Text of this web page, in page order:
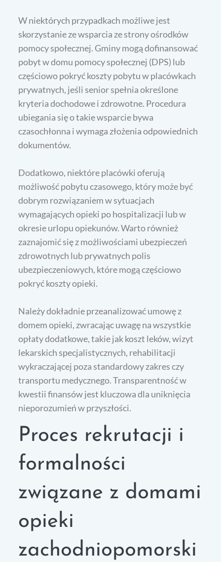
W niektórych przypadkach możliwe jest
skorzystanie ze wsparcia ze strony ośrodków
pomocy społecznej. Gminy mogą dofinansować
pobyt w domu pomocy społecznej (DPS) lub
częściowo pokryć koszty pobytu w placówkach
prywatnych, jeśli senior spełnia określone
kryteria dochodowe i zdrowotne. Procedura
ubiegania się o takie wsparcie bywa
czasochłonna i wymaga złożenia odpowiednich
dokumentów.
Dodatkowo, niektóre placówki oferują
możliwość pobytu czasowego, który może być
dobrym rozwiązaniem w sytuacjach
wymagających opieki po hospitalizacji lub w
okresie urlopu opiekunów. Warto również
zaznajomić się z możliwościami ubezpieczeń
zdrowotnych lub prywatnych polis
ubezpieczeniowych, które mogą częściowo
pokryć koszty opieki.
Należy dokładnie przeanalizować umowę z
domem opieki, zwracając uwagę na wszystkie
opłaty dodatkowe, takie jak koszt leków, wizyt
lekarskich specjalistycznych, rehabilitacji
wykraczającej poza standardowy zakres czy
transportu medycznego. Transparentność w
kwestii finansów jest kluczowa dla uniknięcia
nieporozumień w przyszłości.
Proces rekrutacji i
formalności
związane z domami
opieki
zachodniopomorski